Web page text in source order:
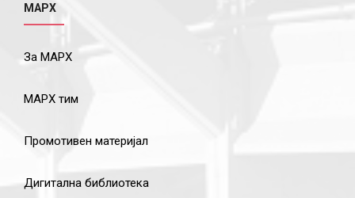
МАРХ
За МАРХ
МАРХ тим
Промотивен материјал
Дигитална библиотека